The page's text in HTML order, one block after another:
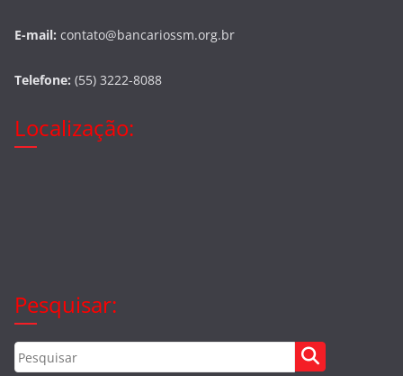
E-mail: contato@bancariossm.org.br
Telefone: (55) 3222-8088
Localização:
Pesquisar: